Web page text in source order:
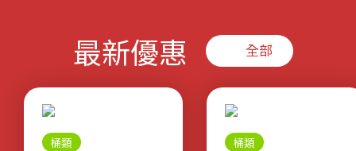
最新優惠 全部
桶類 桶類